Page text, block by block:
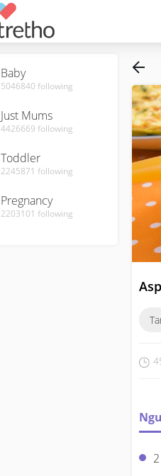
Baby
5046840 following
Just Mums
4426669 following
Toddler
2245871 following
Pregnancy
2203101 following